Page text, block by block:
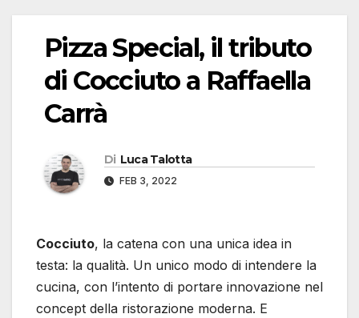
Pizza Special, il tributo
di Cocciuto a Raffaella
Carrà
Di Luca Talotta
FEB 3, 2022
Cocciuto, la catena con una unica idea in
testa: la qualità. Un unico modo di intendere la
cucina, con l’intento di portare innovazione nel
concept della ristorazione moderna. E